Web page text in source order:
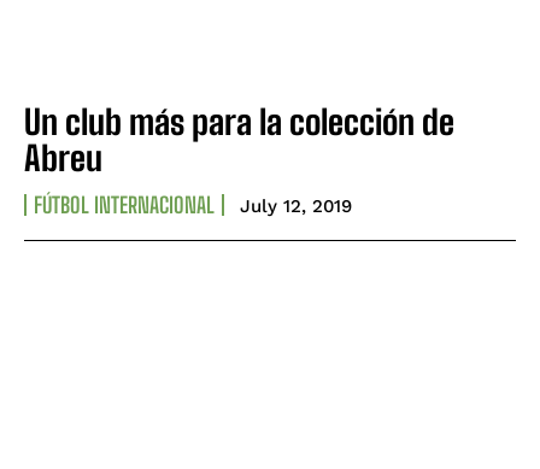
Un club más para la colección de
Abreu
FÚTBOL INTERNACIONAL July 12, 2019